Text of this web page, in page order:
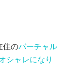
住のバーチャル
シャレになり